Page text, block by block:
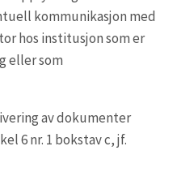
kommunikasjon med
hos institusjon som er
eller som
av dokumenter
6 nr. 1 bokstav c, jf.